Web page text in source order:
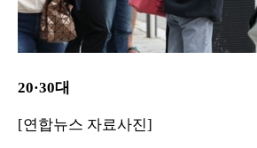
20·30대
[연합뉴스 자료사진]